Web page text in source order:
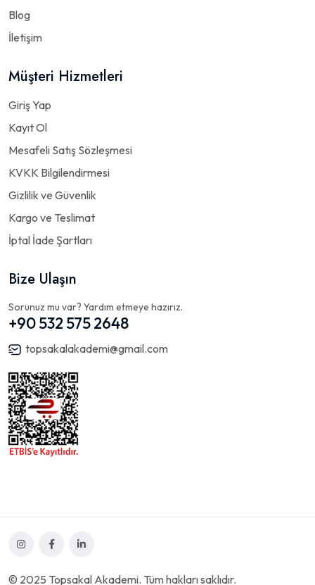
Blog
İletişim
Müşteri Hizmetleri
Giriş Yap
Kayıt Ol
Mesafeli Satış Sözleşmesi
KVKK Bilgilendirmesi
Gizlilik ve Güvenlik
Kargo ve Teslimat
İptal İade Şartları
Bize Ulaşın
Sorunuz mu var? Yardım etmeye hazırız.
+90 532 575 2648
topsakalakademi@gmail.com
© 2025 Topsakal Akademi. Tüm hakları saklıdır.